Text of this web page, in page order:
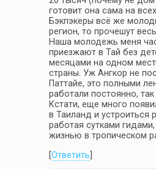
готовит она сама на
Бэкпэкеры всё же
регион, то прочешут
Наша молодежь меня
приезжают в Тай без
месяцами на одном
страны. Уж Ангкор не
Паттайе, это полными
работали постоянно, так
Кстати, еще много
в Таиланд и устроиться
работая сутками
жизнью в тропическом
Ответить